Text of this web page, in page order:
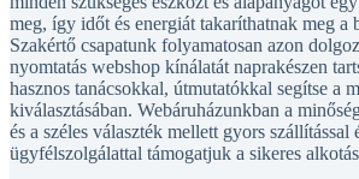
meg, így időt és energiát takaríthatnak meg a
Szakértő csapatunk folyamatosan azon
nyomtatás webshop kínálatát naprakészen
hasznos tanácsokkal, útmutatókkal segítse a
kiválasztásában. Webáruházunkban a
és a széles választék mellett gyors szállítással
ügyfélszolgálattal támogatjuk a sikeres